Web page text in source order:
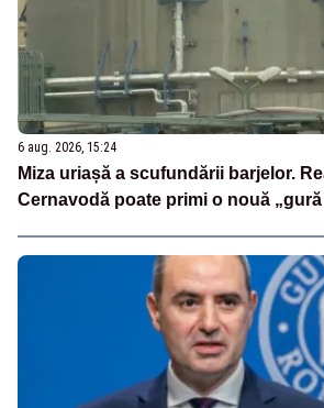
6 aug. 2026, 15:24
Miza uriașă a scufundării barjelor.
Cernavodă poate primi o nouă